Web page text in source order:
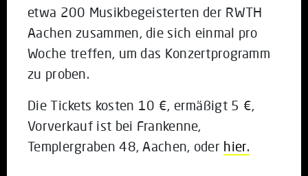
etwa 200 Musikbegeisterten der RWTH
Aachen zusammen, die sich einmal pro
Woche treffen, um das Konzertprogramm
zu proben.
Die Tickets kosten 10 €, ermäßigt 5 €,
Vorverkauf ist bei Frankenne,
Templergraben 48, Aachen, oder hier.